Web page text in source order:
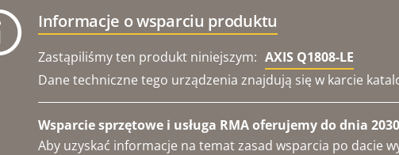
Informacje o wsparciu produktu
Zastąpiliśmy ten produkt niniejszym: AXIS Q1808-LE
Dane techniczne tego urządzenia znajdują się w karcie
Wsparcie sprzętowe i usługa RMA oferujemy do dnia
Aby uzyskać informacje na temat zasad wsparcia po dacie